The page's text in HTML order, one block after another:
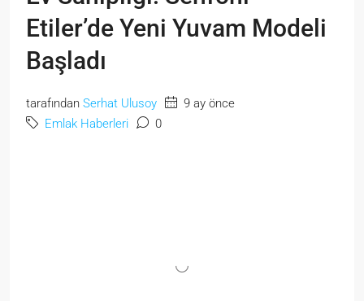
Etiler’de Yeni Yuvam Modeli
Başladı
tarafından Serhat Ulusoy
9 ay önce
Emlak Haberleri
0